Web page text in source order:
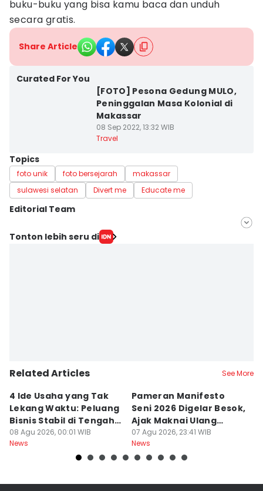
buku-buku yang bisa kamu baca dan unduh
secara gratis.
Share Article
Curated For You
[FOTO] Pesona Gedung MULO,
Peninggalan Masa Kolonial di
Makassar
08 Sep 2022, 13:32 WIB
Travel
Topics
foto unik foto bersejarah
makassar
sulawesi selatan
Divert me Educate me
Editorial Team
Editor
Tonton lebih seru di
Related Articles See More
4 Ide Usaha yang Tak
Lekang Waktu: Peluang
Bisnis Stabil di Tengah
Perubahan
08 Agu 2026, 00:01 WIB
News
Pameran Manifesto
Seni 2026 Digelar Besok,
Ajak Maknai Ulang
Maritim
07 Agu 2026, 23:41 WIB
News